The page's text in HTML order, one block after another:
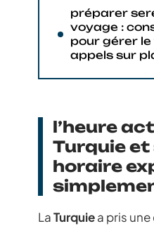
préparer
voyage :
pour gérer
appels sur
l’heure
Turquie
horaire
LaTurquiea pris